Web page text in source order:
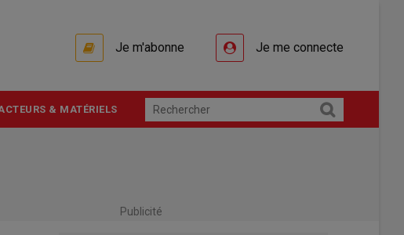
Je m'abonne Je me connecte
& MATÉRIELS
Publicité